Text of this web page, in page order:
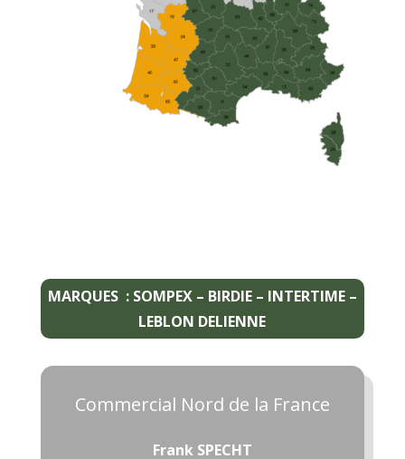
MARQUES : SOMPEX – BIRDIE – INTERTIME –
LEBLON DELIENNE
Commercial Nord de la France
Frank SPECHT